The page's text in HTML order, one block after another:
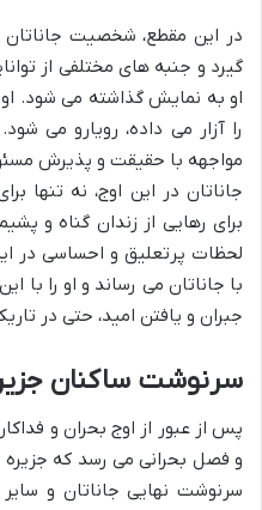
در این مقطع، شخصیت
گیرد و جنبه های مختلفی از
او به نمایش گذاشته می شود.
را آزار می داده، رویارو می
مواجهه با حقیقت و پذیرش
جاناتان در این اوج، نه تنها
برای رهایی از زندان گناه و
لحظات پرتعلیق و احساسی در
با جاناتان می رساند و او را با
جبران و یافتن امید، حتی در
سرنوشت ساکنان
پس از عبور از اوج بحران و
و فصل بحرانی می رسد که جزیره
سرنوشت نهایی جاناتان و